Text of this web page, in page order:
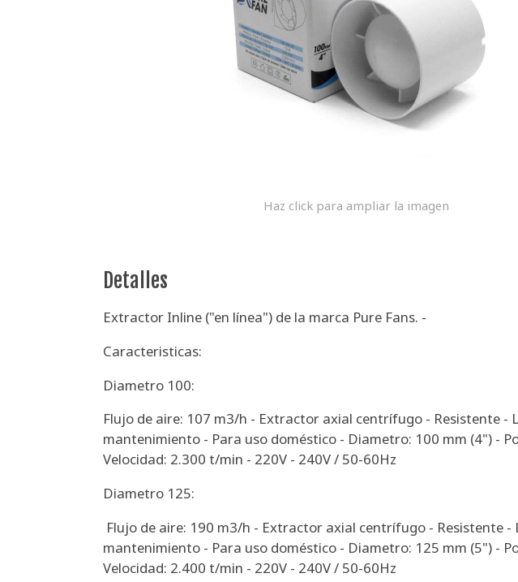
Haz click para ampliar la imagen
Detalles
Extractor Inline ("en línea") de la marca Pure Fans. -
Caracteristicas:
Diametro 100:
Flujo de aire: 107 m3/h - Extractor axial centrífugo - Resistente -
mantenimiento - Para uso doméstico - Diametro: 100 mm (4") -
Velocidad: 2.300 t/min - 220V - 240V / 50-60Hz
Diametro 125:
Flujo de aire: 190 m3/h - Extractor axial centrífugo - Resistente -
mantenimiento - Para uso doméstico - Diametro: 125 mm (5") -
Velocidad: 2.400 t/min - 220V - 240V / 50-60Hz